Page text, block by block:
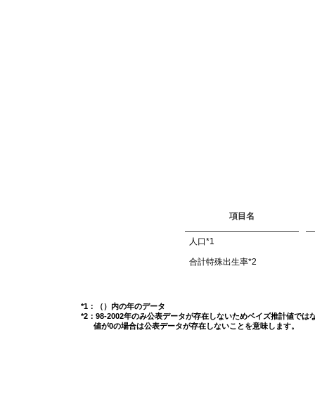
項目名
人口*1
合計特殊出生率*2
*1：（）内の年のデータ
*2：98-2002年のみ公表データが存在しないためベイズ推計値で
値が0の場合は公表データが存在しないことを意味します。